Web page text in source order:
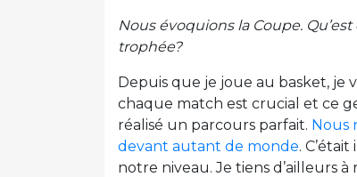
Nous évoquions la Coupe.
trophée?
Depuis que je joue au basket, je
chaque match est crucial et ce
réalisé un parcours parfait. Nous
devant autant de monde.
notre niveau. Je tiens d’ailleurs